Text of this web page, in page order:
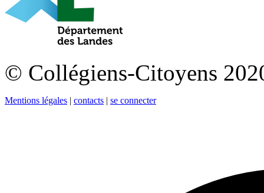
© Collégiens-Citoyens
Mentions légales | contacts | se connecter